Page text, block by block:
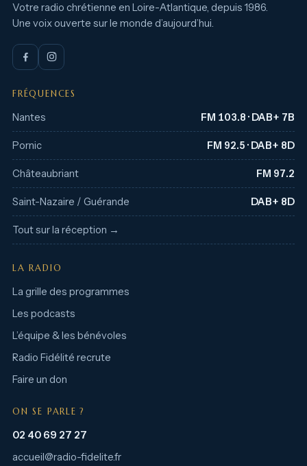
Votre radio chrétienne en Loire-Atlantique, depuis 1986.
Une voix ouverte sur le monde d’aujourd’hui.
FRÉQUENCES
Nantes FM 103.8 · DAB+ 7B
Pornic FM 92.5 · DAB+ 8D
Châteaubriant FM 97.2
Saint-Nazaire / Guérande DAB+ 8D
Tout sur la réception →
LA RADIO
La grille des programmes
Les podcasts
L’équipe & les bénévoles
Radio Fidélité recrute
Faire un don
ON SE PARLE ?
02 40 69 27 27
accueil@radio-fidelite.fr